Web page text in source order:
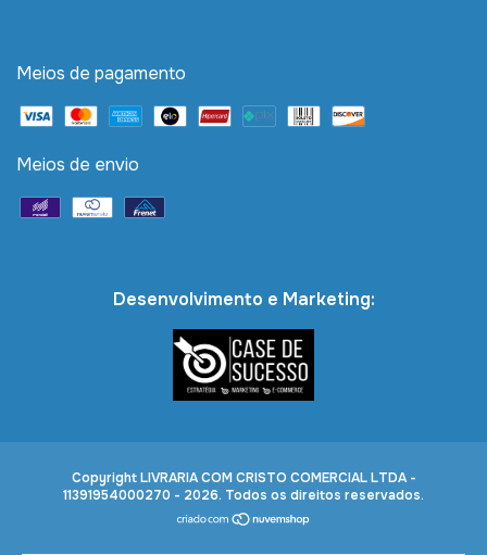
Meios de pagamento
Meios de envio
Desenvolvimento e Marketing:
Copyright LIVRARIA COM CRISTO COMERCIAL LTDA -
11391954000270 - 2026. Todos os direitos reservados.